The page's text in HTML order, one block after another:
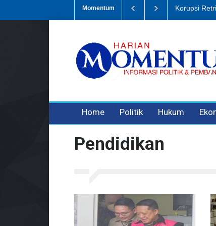
Momentum Dugaan
Home Politik Hukum
Pendidikan